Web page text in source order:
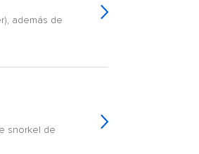
además de
snorkel de